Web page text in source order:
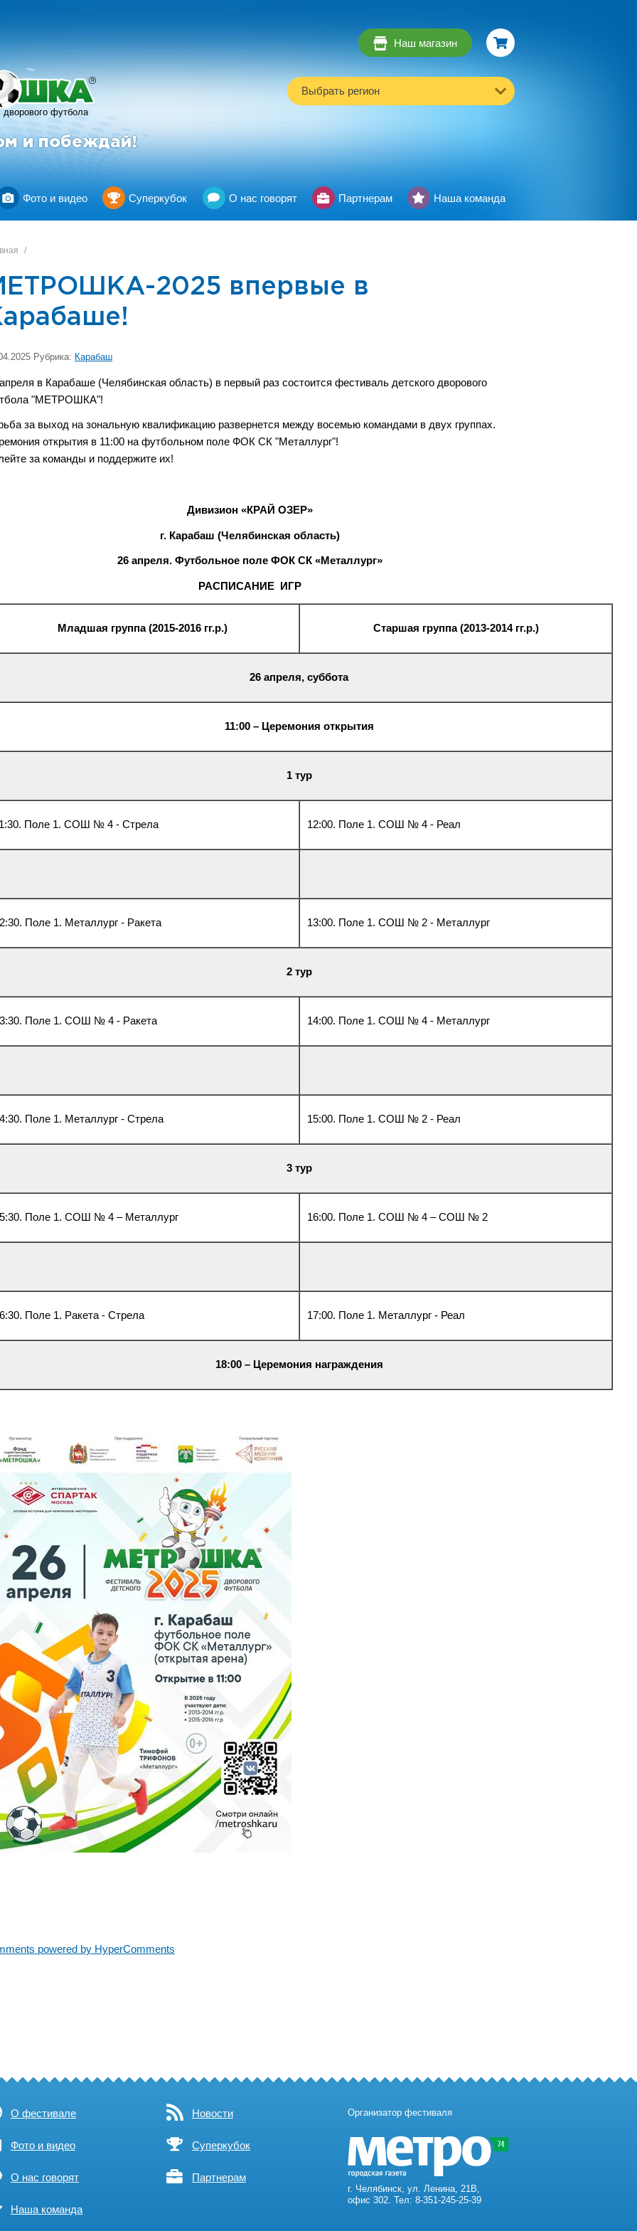
дворового футбола
R
и побеждай!
Наш магазин
Выбрать регион
Фото и видео Суперкубок О нас говорят Партнерам Наша команда
/
2025 впервые в
Рубрика: Карабаш
в Карабаше (Челябинская область) в первый раз состоится фестиваль детского дворового
"МЕТРОШКА"!
за выход на зональную квалификацию развернется между восемью командами в двух группах.
открытия в 11:00 на футбольном поле ФОК СК "Металлург"!
за команды и поддержите их!
Дивизион «КРАЙ ОЗЕР»
г. Карабаш (Челябинская область)
26 апреля. Футбольное поле ФОК СК «Металлург»
РАСПИСАНИЕ ИГР
Младшая группа (2015-2016 гг.р.) Старшая группа (2013-2014 гг.р.)
26 апреля, суббота
11:00 – Церемония открытия
1 тур
Поле 1. СОШ № 4 - Стрела 12:00. Поле 1. СОШ № 4 - Реал
Поле 1. Металлург - Ракета 13:00. Поле 1. СОШ № 2 - Металлург
2 тур
Поле 1. СОШ № 4 - Ракета 14:00. Поле 1. СОШ № 4 - Металлург
Поле 1. Металлург - Стрела 15:00. Поле 1. СОШ № 2 - Реал
3 тур
Поле 1. СОШ № 4 – Металлург 16:00. Поле 1. СОШ № 4 – СОШ № 2
Поле 1. Ракета - Стрела 17:00. Поле 1. Металлург - Реал
18:00 – Церемония награждения
powered by HyperComments
О фестивале Новости
Фото и видео Суперкубок
О нас говорят Партнерам
Наша команда
Организатор фестиваля
г. Челябинск, ул. Ленина, 21В,
офис 302. Тел: 8-351-245-25-39